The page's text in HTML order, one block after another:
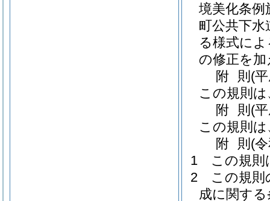
境美化条例
町公共下
る様式に
の修正を
附 則 (
この規則
附 則 (
この規則
附 則 (
1
この規則
2
この規則
成に関す